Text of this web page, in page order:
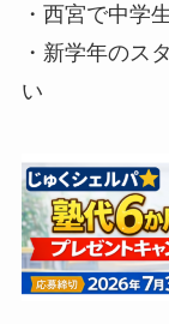
・西宮で中学
・新学年のス
い